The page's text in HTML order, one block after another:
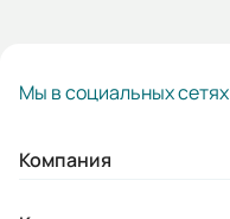
Мы в социальных сетях
Компания